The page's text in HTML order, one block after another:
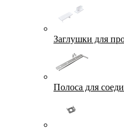
Заглушки для
Полоса для